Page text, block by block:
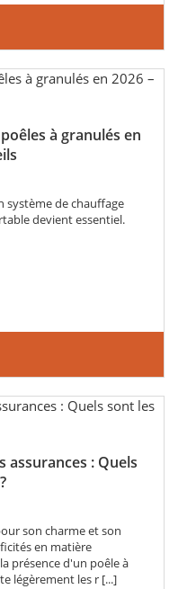
à granulés en
système de chauffage
devient essentiel.
assurances : Quels
son charme et son
en matière
présence d'un poêle à
légèrement les r [...]